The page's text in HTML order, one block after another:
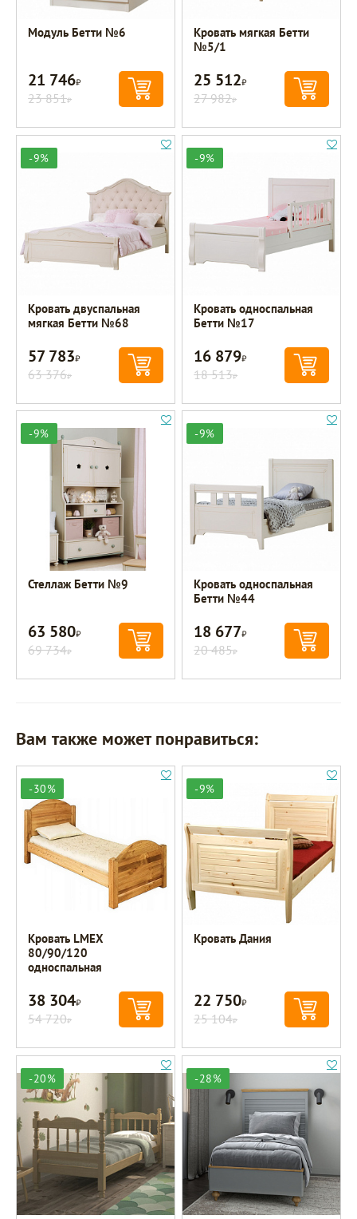
Модуль Бетти №6
21 746Р
23 851Р
Кровать мягкая Бетти
№5/1
25 512Р
27 982Р
-9%
Кровать двуспальная
мягкая Бетти №68
57 783Р
63 376Р
-9%
Кровать односпальная
Бетти №17
16 879Р
18 513Р
-9%
Стеллаж Бетти №9
63 580Р
69 734Р
-9%
Кровать односпальная
Бетти №44
18 677Р
20 485Р
Вам также может понравиться:
-30%
Кровать LMEX
80/90/120
односпальная
38 304Р
54 720Р
-9%
Кровать Дания
22 750Р
25 104Р
-20% -28%